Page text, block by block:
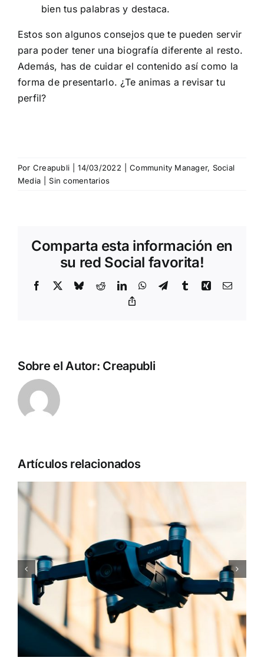
bien tus palabras y destaca.
Estos son algunos consejos que te pueden servir
para poder tener una biografía diferente al resto.
Además, has de cuidar el contenido así como la
forma de presentarlo. ¿Te animas a revisar tu
perfil?
Por Creapubli 14/03/2022 Community Manager, Social
Media
Sin comentarios
Comparta esta información en
su red Social favorita!
Facebook BlueskyRedditLinkedInWhatsApp
TelegramTumblrXing Correo
Sobre el Autor: Creapubli
Artículos relacionados